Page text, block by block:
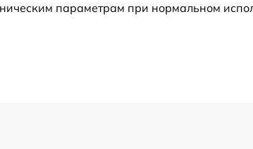
параметрам при нормальном